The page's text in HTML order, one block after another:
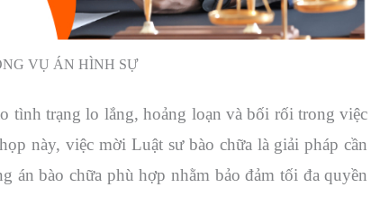
VỤ ÁN HÌNH SỰ
trạng lo lắng, hoảng loạn và bối rối trong việc
này, việc mời Luật sư bào chữa là giải pháp cần
án bào chữa phù hợp nhằm bảo đảm tối đa quyền